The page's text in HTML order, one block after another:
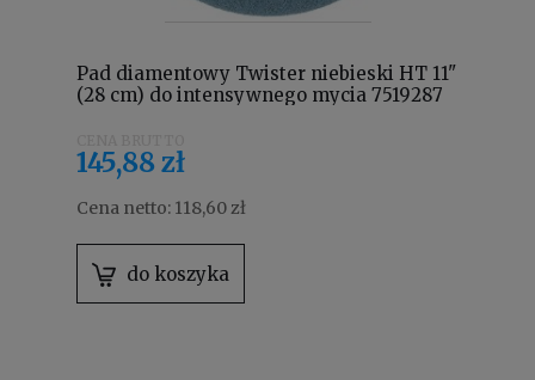
Pad diamentowy Twister niebieski HT 11"
(28 cm) do intensywnego mycia 7519287
145,88 zł
Cena netto: 118,60 zł
do koszyka